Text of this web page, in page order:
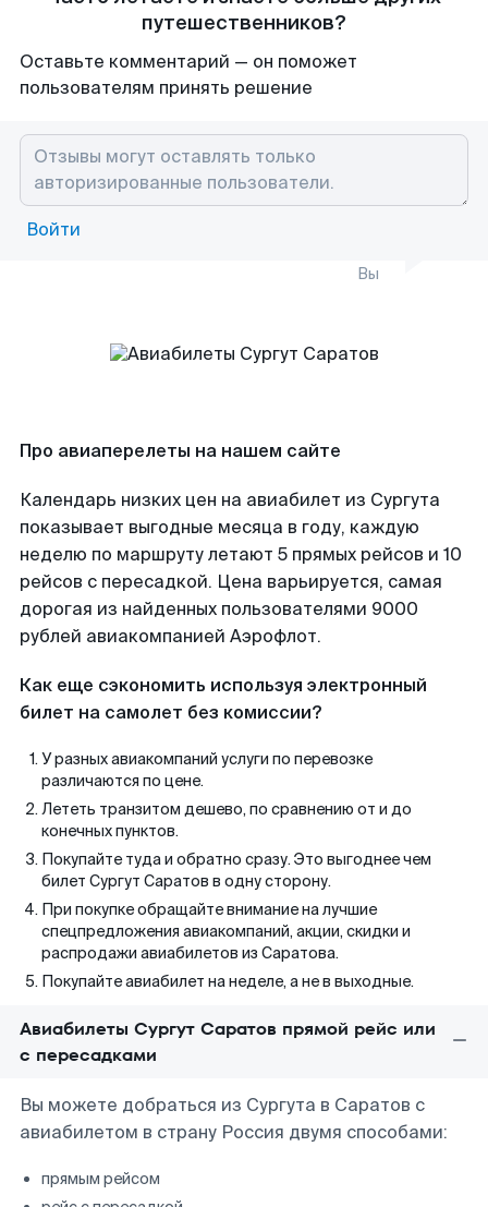
путешественников?
Оставьте комментарий — он поможет
пользователям принять решение
Войти
Вы
Про авиаперелеты на нашем сайте
Календарь низких цен на авиабилет из Сургута
показывает выгодные месяца в году, каждую
неделю по маршруту летают 5 прямых рейсов и 10
рейсов с пересадкой. Цена варьируется, самая
дорогая из найденных пользователями 9000
рублей авиакомпанией Аэрофлот.
Как еще сэкономить используя электронный
билет на самолет без комиссии?
У разных авиакомпаний услуги по перевозке
различаются по цене.
Лететь транзитом дешево, по сравнению от и до
конечных пунктов.
Покупайте туда и обратно сразу. Это выгоднее чем
билет Сургут Саратов в одну сторону.
При покупке обращайте внимание на лучшие
спецпредложения авиакомпаний, акции, скидки и
распродажи авиабилетов из Саратова.
Покупайте авиабилет на неделе, а не в выходные.
Авиабилеты Сургут Саратов прямой рейс или
с пересадками
Вы можете добраться из Сургута в Саратов с
авиабилетом в страну Россия двумя способами:
прямым рейсом